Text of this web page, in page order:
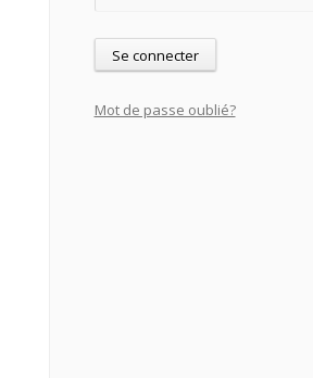
Mot de passe oublié?